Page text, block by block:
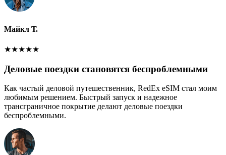
Майкл Т.
★★★★★
Деловые поездки становятся беспроблемными
Как частый деловой путешественник, RedEx eSIM стал моим
любимым решением. Быстрый запуск и надежное
трансграничное покрытие делают деловые поездки
беспроблемными.